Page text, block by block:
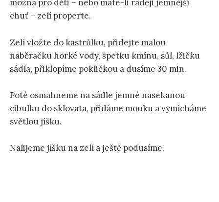
možná pro děti – nebo máte-li raději jemnější
chuť – zelí properte.
Zelí vložte do kastrůlku, přidejte malou
naběračku horké vody, špetku kmínu, sůl, lžičku
sádla, přiklopíme pokličkou a dusíme 30 min.
Poté osmahneme na sádle jemné nasekanou
cibulku do sklovata, přidáme mouku a vymícháme
světlou jíšku.
Nalijeme jíšku na zelí a ještě podusíme.